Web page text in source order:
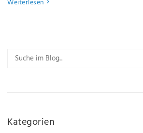
Weiterlesen
Kategorien